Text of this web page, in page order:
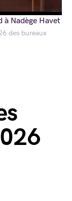
des bureaux
à Nadège Havet